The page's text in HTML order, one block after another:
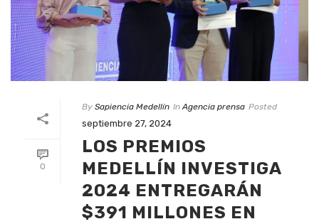
0
By Sapiencia Medellín In Agencia prensa Posted
septiembre 27, 2024
LOS PREMIOS
MEDELLÍN INVESTIGA
2024 ENTREGARÁN
$391 MILLONES EN